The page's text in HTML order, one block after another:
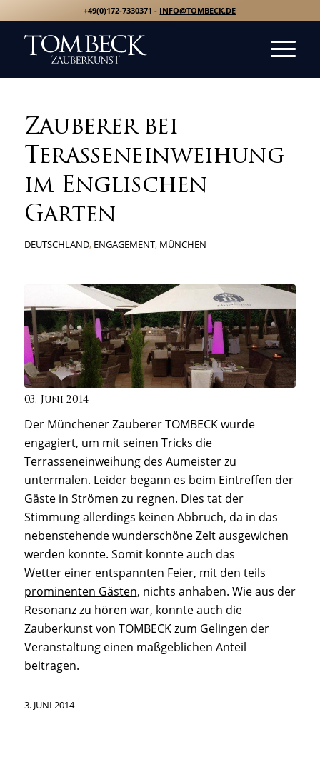
+49(0)172-7330371 - INFO@TOMBECK.DE
Zauberer bei
Terasseneinweihung
im Englischen
Garten
DEUTSCHLAND, ENGAGEMENT, MÜNCHEN
03. Juni 2014
Der Münchener Zauberer TOMBECK wurde
engagiert, um mit seinen Tricks die
Terrasseneinweihung des Aumeister zu
untermalen. Leider begann es beim Eintreffen der
Gäste in Strömen zu regnen. Dies tat der
Stimmung allerdings keinen Abbruch, da in das
nebenstehende wunderschöne Zelt ausgewichen
werden konnte. Somit konnte auch das
Wetter einer entspannten Feier, mit den teils
prominenten Gästen, nichts anhaben. Wie aus der
Resonanz zu hören war, konnte auch die
Zauberkunst von TOMBECK zum Gelingen der
Veranstaltung einen maßgeblichen Anteil
beitragen.
3. JUNI 2014